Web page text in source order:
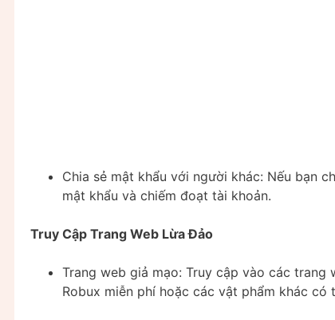
Chia sẻ mật khẩu với người khác: Nếu bạn
mật khẩu và chiếm đoạt tài khoản.
Truy Cập Trang Web Lừa Đảo
Trang web giả mạo: Truy cập vào các
Robux miễn phí hoặc các vật phẩm khác